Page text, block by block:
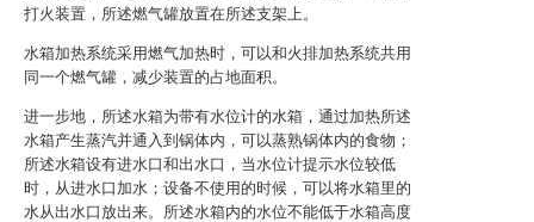
打火装置，所述燃气罐放置在所述支架上。
水箱加热系统采用燃气加热时，可以和火排加热系统共用
同一个燃气罐，减少装置的占地面积。
进一步地，所述水箱为带有水位计的水箱，通过加热所述
水箱产生蒸汽并通入到锅体内，可以蒸熟锅体内的食物；
所述水箱设有进水口和出水口，当水位计提示水位较低
时，从进水口加水；设备不使用的时候，可以将水箱里的
水从出水口放出来。所述水箱内的水位不能低于水箱高度